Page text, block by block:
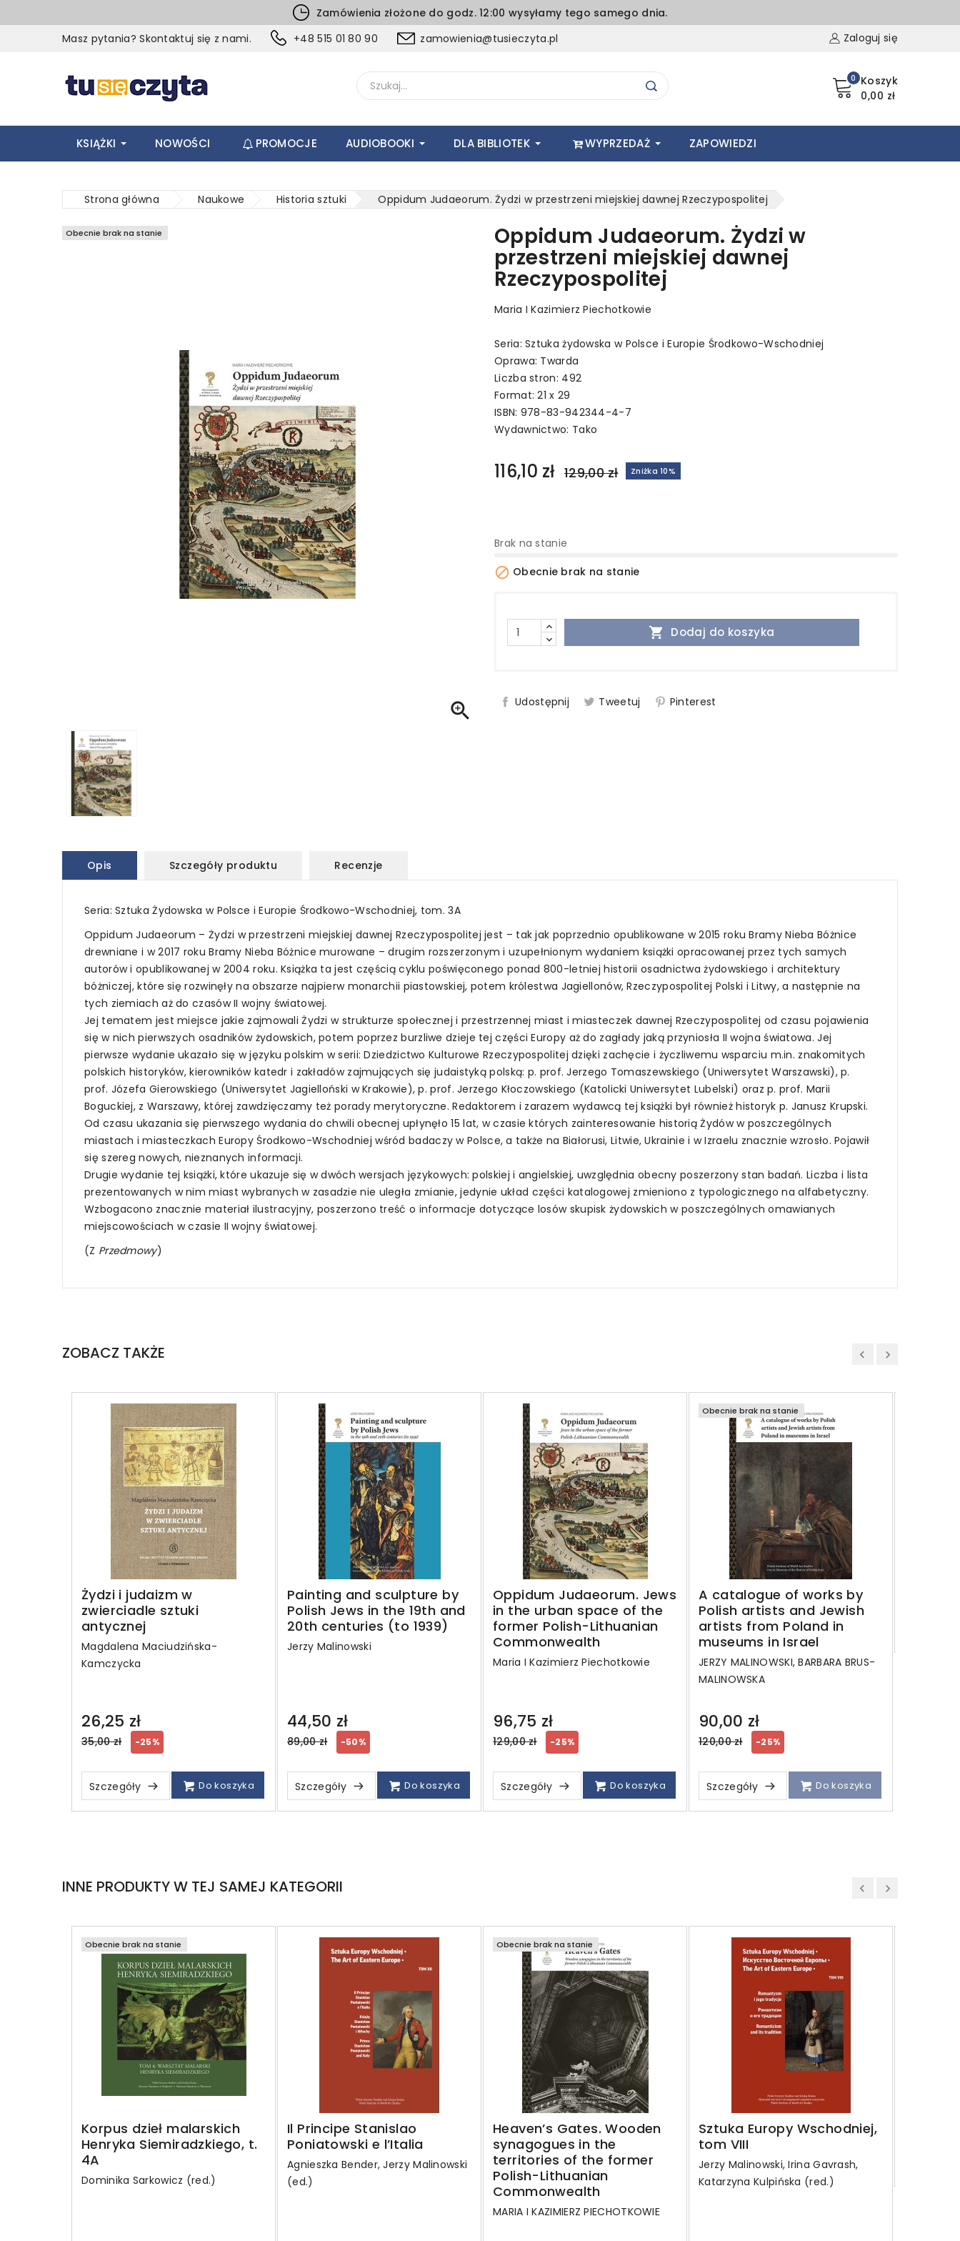
Zamówienia złożone do godz. 12:00 wysyłamy tego samego dnia.
Masz pytania? Skontaktuj się z nami.
+48 515 01 80 90 zamowienia@tusieczyta.pl Zaloguj się
0 Koszyk
0,00 zł
KSIĄŻKI NOWOŚCI PROMOCJE AUDIOBOOKI DLA BIBLIOTEK WYPRZEDAŻ ZAPOWIEDZI
Strona główna Naukowe Historia sztuki Oppidum Judaeorum. Żydzi w przestrzeni miejskiej dawnej Rzeczypospolitej
Obecnie brak na stanie

Obecnie brak na stanie Oppidum Judaeorum. Żydzi w
przestrzeni miejskiej dawnej
Rzeczypospolitej
Maria I Kazimierz Piechotkowie
Seria: Sztuka żydowska w Polsce i Europie Środkowo-Wschodniej
Oprawa: Twarda
Liczba stron: 492
Format: 21 x 29
ISBN: 978-83-942344-4-7
Wydawnictwo: Tako
116,10 zł 129,00 zł Zniżka 10%
Brak na stanie
 Obecnie brak na stanie
 Dodaj do koszyka
Udostępnij Tweetuj Pinterest
Opis Szczegóły produktu Recenzje
Seria: Sztuka Żydowska w Polsce i Europie Środkowo-Wschodniej, tom. 3A
Oppidum Judaeorum – Żydzi w przestrzeni miejskiej dawnej Rzeczypospolitej jest – tak jak poprzednio opublikowane w 2015 roku Bramy Nieba Bóżnice
drewniane i w 2017 roku Bramy Nieba Bóżnice murowane – drugim rozszerzonym i uzupełnionym wydaniem książki opracowanej przez tych samych
autorów i opublikowanej w 2004 roku. Książka ta jest częścią cyklu poświęconego ponad 800-letniej historii osadnictwa żydowskiego i architektury
bóżniczej, które się rozwinęły na obszarze najpierw monarchii piastowskiej, potem królestwa Jagiellonów, Rzeczypospolitej Polski i Litwy, a następnie na
tych ziemiach aż do czasów II wojny światowej.
Jej tematem jest miejsce jakie zajmowali Żydzi w strukturze społecznej i przestrzennej miast i miasteczek dawnej Rzeczypospolitej od czasu pojawienia
się w nich pierwszych osadników żydowskich, potem poprzez burzliwe dzieje tej części Europy aż do zagłady jaką przyniosła II wojna światowa. Jej
pierwsze wydanie ukazało się w języku polskim w serii: Dziedzictwo Kulturowe Rzeczypospolitej dzięki zachęcie i życzliwemu wsparciu m.in. znakomitych
polskich historyków, kierowników katedr i zakładów zajmujących się judaistyką polską: p. prof. Jerzego Tomaszewskiego (Uniwersytet Warszawski), p.
prof. Józefa Gierowskiego (Uniwersytet Jagielloński w Krakowie), p. prof. Jerzego Kłoczowskiego (Katolicki Uniwersytet Lubelski) oraz p. prof. Marii
Boguckiej, z Warszawy, której zawdzięczamy też porady merytoryczne. Redaktorem i zarazem wydawcą tej książki był również historyk p. Janusz Krupski.
Od czasu ukazania się pierwszego wydania do chwili obecnej upłynęło 15 lat, w czasie których zainteresowanie historią Żydów w poszczególnych
miastach i miasteczkach Europy Środkowo-Wschodniej wśród badaczy w Polsce, a także na Białorusi, Litwie, Ukrainie i w Izraelu znacznie wzrosło. Pojawił
się szereg nowych, nieznanych informacji.
Drugie wydanie tej książki, które ukazuje się w dwóch wersjach językowych: polskiej i angielskiej, uwzględnia obecny poszerzony stan badań. Liczba i lista
prezentowanych w nim miast wybranych w zasadzie nie uległa zmianie, jedynie układ części katalogowej zmieniono z typologicznego na alfabetyczny.
Wzbogacono znacznie materiał ilustracyjny, poszerzono treść o informacje dotyczące losów skupisk żydowskich w poszczególnych omawianych
miejscowościach w czasie II wojny światowej.
(Z Przedmowy)
ZOBACZ TAKŻE
Żydzi i judaizm w
zwierciadle sztuki
antycznej
Magdalena Maciudzińska-
Kamczycka
26,25 zł
Regular
35,00 zł -25%
Szczegóły Do koszyka
Painting and sculpture by
Polish Jews in the 19th and
20th centuries (to 1939)
Jerzy Malinowski
44,50 zł
Regular
89,00 zł -50%
Szczegóły Do koszyka
Oppidum Judaeorum. Jews
in the urban space of the
former Polish-Lithuanian
Commonwealth
Maria I Kazimierz Piechotkowie
96,75 zł
Regular
129,00 zł -25%
Szczegóły Do koszyka
Obecnie brak na stanie
A catalogue of works by
Polish artists and Jewish
artists from Poland in
museums in Israel
JERZY MALINOWSKI, BARBARA BRUS-
MALINOWSKA
90,00 zł
Regular
120,00 zł -25%
Szczegóły Do koszyka
INNE PRODUKTY W TEJ SAMEJ KATEGORII
Obecnie brak na stanie
Korpus dzieł malarskich
Henryka Siemiradzkiego, t.
4A
Dominika Sarkowicz (red.)
Il Principe Stanislao
Poniatowski e l’Italia
Agnieszka Bender, Jerzy Malinowski
(ed.)
Obecnie brak na stanie
Heaven’s Gates. Wooden
synagogues in the
territories of the former
Polish-Lithuanian
Commonwealth
MARIA I KAZIMIERZ PIECHOTKOWIE
Sztuka Europy Wschodniej,
tom VIII
Jerzy Malinowski, Irina Gavrash,
Katarzyna Kulpińska (red.)